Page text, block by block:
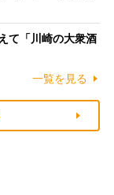
て「川崎の大衆酒
一覧を見る